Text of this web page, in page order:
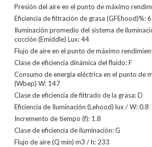
Presión del aire en el punto de máximo
Eficiencia de filtración de grasa (GFEhood)%:
Iluminación promedio del sistema de
cocción (Emiddle) Lux: 44
Flujo de aire en el punto de máximo
Clase de eficiencia dinámica del fluido: F
Consumo de energía eléctrica en el punto de
(Wbep) W: 147
Clase de eficiencia de filtrado de la grasa: D
Eficiencia de Iluminación (Lehood) lux / W: 0.8
Incremento de tiempo (f): 1.8
Clase de eficiencia de iluminación: G
Flujo de aire (Q min) m3 / h: 233